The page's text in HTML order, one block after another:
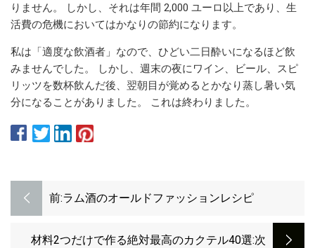
りません。 しかし、それは年間 2,000 ユーロ以上であり、生
活費の危機においてはかなりの節約になります。
私は「適度な飲酒者」なので、ひどい二日酔いになるほど飲
みませんでした。 しかし、週末の夜にワイン、ビール、スピ
リッツを数杯飲んだ後、翌朝目が覚めるとかなり蒸し暑い気
分になることがありました。 これは終わりました。
前:ラム酒のオールドファッションレシピ
材料2つだけで作る絶対最高のカクテル40選:次